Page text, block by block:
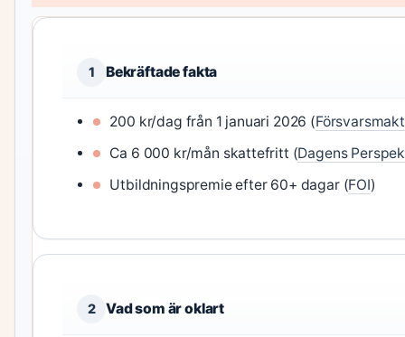
1 Bekräftade fakta
200 kr/dag från 1 januari 2026 (
Ca 6 000 kr/mån skattefritt (Dagens
Utbildningspremie efter 60+ dagar (FOI)
2 Vad som är oklart